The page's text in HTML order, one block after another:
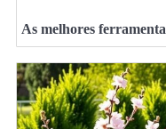
As melhores